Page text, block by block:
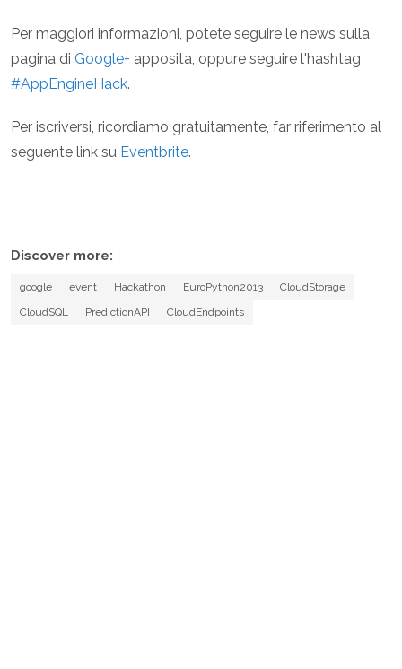
Per maggiori informazioni, potete seguire le news sulla
pagina di Google+ apposita, oppure seguire l'hashtag
#AppEngineHack.
Per iscriversi, ricordiamo gratuitamente, far riferimento al
seguente link su Eventbrite.
Discover more:
google event Hackathon EuroPython2013
CloudStorage
CloudSQL
PredictionAPI CloudEndpoints